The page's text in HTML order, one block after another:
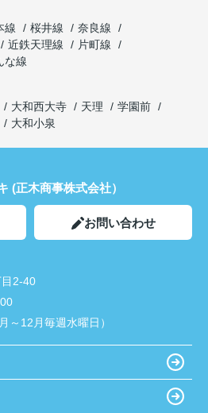
線 桜井線
奈良線
近鉄天理線
片町線
な線
大和西大寺 天理
学園前
大和小泉
(正木商事株式会社）
お問い合わせ
2-40
～12月毎週水曜日）